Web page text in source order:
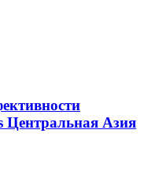
Центральная Азия